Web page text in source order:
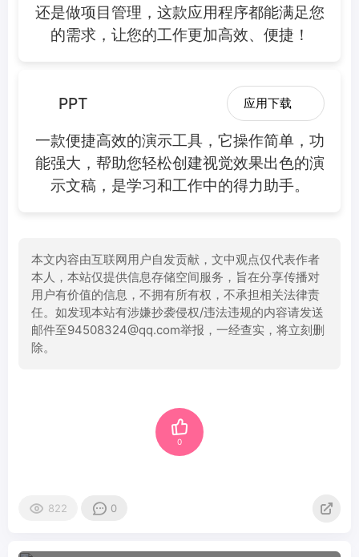
还是做项目管理，这款应用程序都能满足您
的需求，让您的工作更加高效、便捷！
PPT 应用下载
一款便捷高效的演示工具，它操作简单，功
能强大，帮助您轻松创建视觉效果出色的演
示文稿，是学习和工作中的得力助手。
本文内容由互联网用户自发贡献，文中观点仅代表作者
本人，本站仅提供信息存储空间服务，旨在分享传播对
用户有价值的信息，不拥有所有权，不承担相关法律责
任。如发现本站有涉嫌抄袭侵权/违法违规的内容请发送
邮件至94508324@qq.com举报，一经查实，将立刻删
除。
0
822 0